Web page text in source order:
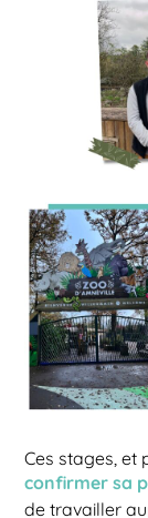
Ces stages, et
confirmer sa
de travailler